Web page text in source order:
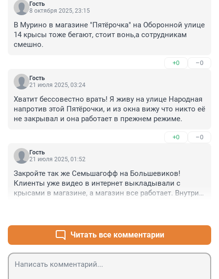
Гость
8 октября 2025, 23:15
В Мурино в магазине "Пятёрочка" на Оборонной улице
14 крысы тоже бегают, стоит вонь,а сотрудникам
смешно.
+0 –0
Гость
21 июля 2025, 03:24
Хватит бессовестно врать! Я живу на улице Народная
напротив этой Пятёрочки, и из окна вижу что никто её
не закрывал и она работает в прежнем режиме.
+0 –0
Гость
21 июля 2025, 01:52
Закройте так же Семьшагофф на Большевиков!
Клиенты уже видео в интернет выкладывали с
крысами в магазине, а магазин все работает. Внутри
Читать все комментарии